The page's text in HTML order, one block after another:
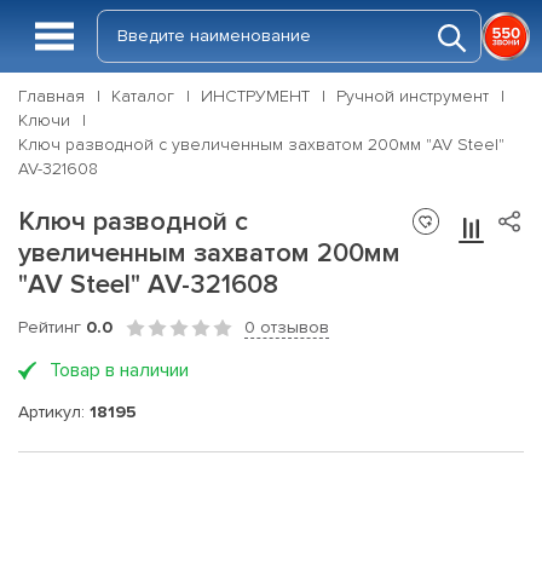
Главная Каталог ИНСТРУМЕНТ
Ручной инструмент
Ключи
Ключ разводной с увеличенным захватом 200мм "AV Steel"
AV-321608
Ключ разводной с
увеличенным захватом 200мм
"AV Steel" AV-321608
Рейтинг 0.0 0 отзывов
Товар в наличии
Артикул: 18195